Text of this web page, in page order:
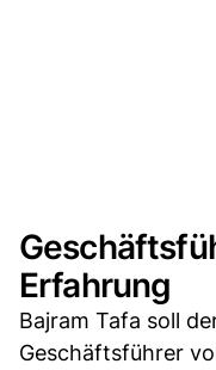
Erfahrung
Bajram Tafa soll
Geschäftsführer